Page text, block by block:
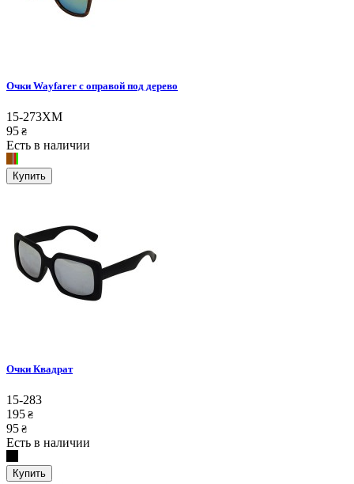
Очки Wayfarer с оправой под дерево
15-273XM
95 ₴
Есть в наличии
Купить
Очки Квадрат
15-283
195 ₴
95 ₴
Есть в наличии
Купить